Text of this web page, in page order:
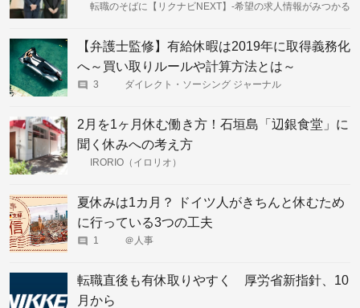
転職のそばに【リクナビNEXT】-希望の求人情報がみつかる
【弁護士監修】有給休暇は2019年に取得義務化
へ～買い取りルールや計算方法とは～
3 ダイレクト・ソーシング ジャーナル
2月を1ヶ月休む働き方！石垣島「辺銀食堂」に
聞く休みへの考え方
IRORIO（イロリオ）
夏休みは1カ月？ ドイツ人がきちんと休むため
に行っている3つの工夫
1 ＠人事
転職直後も有休取りやすく 厚労省新指針、10
月から